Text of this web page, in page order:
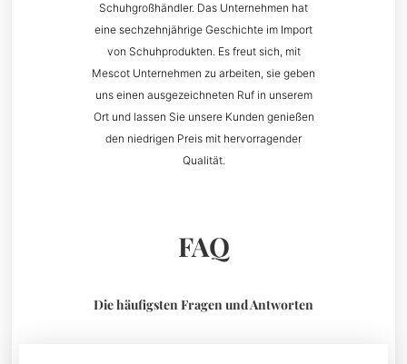
Schuhgroßhändler. Das Unternehmen hat
eine sechzehnjährige Geschichte im Import
von Schuhprodukten. Es freut sich, mit
Mescot Unternehmen zu arbeiten, sie geben
uns einen ausgezeichneten Ruf in unserem
Ort und lassen Sie unsere Kunden genießen
den niedrigen Preis mit hervorragender
Qualität.
FAQ
Die häufigsten Fragen und Antworten